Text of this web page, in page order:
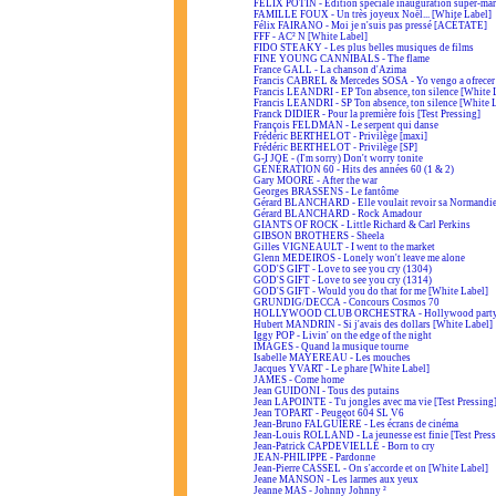
FÉLIX POTIN - Édition spéciale inauguration super-
FAMILLE FOUX - Un très joyeux Noël... [White Label]
Félix FAIRANO - Moi je n'suis pas pressé [ACÉTATE]
FFF - AC² N [White Label]
FIDO STEAKY - Les plus belles musiques de films
FINE YOUNG CANNIBALS - The flame
France GALL - La chanson d'Azima
Francis CABREL & Mercedes SOSA - Yo vengo a
Francis LEANDRI - EP Ton absence, ton silence [White
Francis LEANDRI - SP Ton absence, ton silence [White
Franck DIDIER - Pour la première fois [Test Pressing]
François FELDMAN - Le serpent qui danse
Frédéric BERTHELOT - Privilège [maxi]
Frédéric BERTHELOT - Privilège [SP]
G-I JOE - (I'm sorry) Don't worry tonite
GÉNÉRATION 60 - Hits des années 60 (1 & 2)
Gary MOORE - After the war
Georges BRASSENS - Le fantôme
Gérard BLANCHARD - Elle voulait revoir sa Normandie
Gérard BLANCHARD - Rock Amadour
GIANTS OF ROCK - Little Richard & Carl Perkins
GIBSON BROTHERS - Sheela
Gilles VIGNEAULT - I went to the market
Glenn MEDEIROS - Lonely won't leave me alone
GOD'S GIFT - Love to see you cry (1304)
GOD'S GIFT - Love to see you cry (1314)
GOD'S GIFT - Would you do that for me [White Label]
GRUNDIG/DECCA - Concours Cosmos 70
HOLLYWOOD CLUB ORCHESTRA - Hollywood
Hubert MANDRIN - Si j'avais des dollars [White Label]
Iggy POP - Livin' on the edge of the night
IMAGES - Quand la musique tourne
Isabelle MAYEREAU - Les mouches
Jacques YVART - Le phare [White Label]
JAMES - Come home
Jean GUIDONI - Tous des putains
Jean LAPOINTE - Tu jongles avec ma vie [Test Pressing]
Jean TOPART - Peugeot 604 SL V6
Jean-Bruno FALGUIÈRE - Les écrans de cinéma
Jean-Louis ROLLAND - La jeunesse est finie [Test
Jean-Patrick CAPDEVIELLE - Born to cry
JEAN-PHILIPPE - Pardonne
Jean-Pierre CASSEL - On s'accorde et on [White Label]
Jeane MANSON - Les larmes aux yeux
Jeanne MAS - Johnny Johnny ²